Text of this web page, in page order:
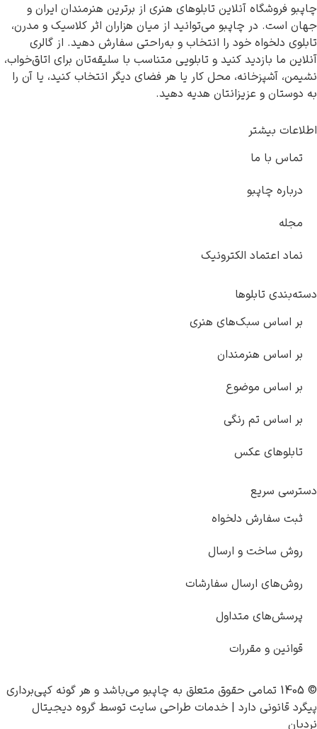
چاپبو فروشگاه آنلاین تابلوهای هنری از برترین هنرمندان ایران و
جهان است. در چاپبو می‌توانید از میان هزاران اثر کلاسیک و مدرن،
تابلوی دلخواه خود را انتخاب و به‌راحتی سفارش دهید. از گالری
آنلاین ما بازدید کنید و تابلویی متناسب با سلیقه‌تان برای اتاق‌خواب،
نشیمن، آشپزخانه، محل کار یا هر فضای دیگر انتخاب کنید، یا آن را
به دوستان و عزیزانتان هدیه دهید.
اطلاعات بیشتر
تماس با ما
درباره چاپبو
مجله
نماد اعتماد الکترونیک
دسته‌بندی تابلوها
بر اساس سبک‌های هنری
بر اساس هنرمندان
بر اساس موضوع
بر اساس تم رنگی
تابلوهای عکس
دسترسی سریع
ثبت سفارش دلخواه
روش ساخت و ارسال
روش‌های ارسال سفارشات
پرسش‌های متداول
قوانین و مقررات
© 1405 تمامی حقوق متعلق به چاپبو می‌باشد و هر گونه کپی‌برداری
پیگرد قانونی دارد | خدمات طراحی سایت توسط گروه دیجیتال
نردبان